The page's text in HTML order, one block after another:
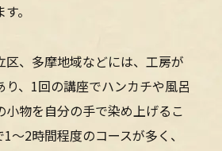
。
区、多摩地域などには、工房が
、1回の講座でハンカチや風呂
物を自分の手で染め上げるこ
〜2時間程度のコースが多く、